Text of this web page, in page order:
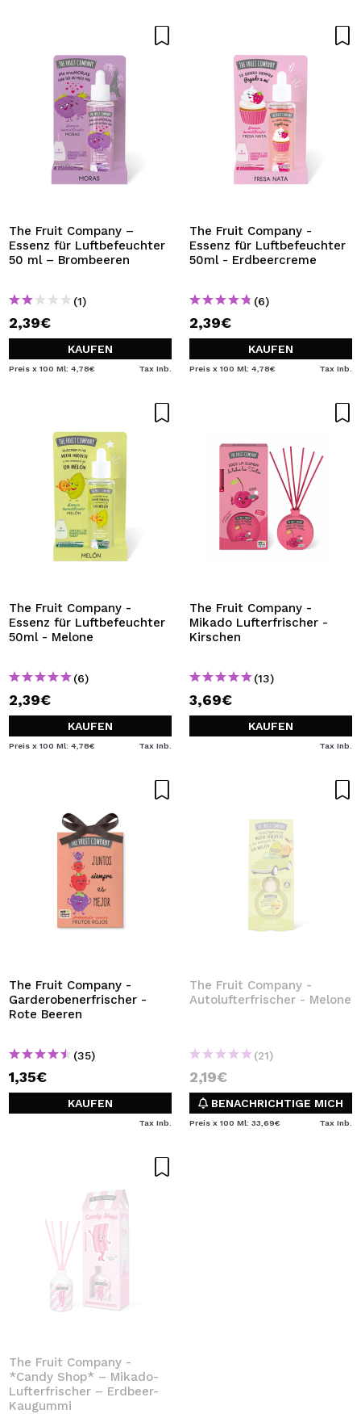
The Fruit Company –
Essenz für Luftbefeuchter
50 ml – Brombeeren
(1)
2,39€
KAUFEN
Preis x 100 Ml: 4,78€ Tax Inb.
The Fruit Company -
Essenz für Luftbefeuchter
50ml - Erdbeercreme
(6)
2,39€
KAUFEN
Preis x 100 Ml: 4,78€ Tax Inb.
The Fruit Company -
Essenz für Luftbefeuchter
50ml - Melone
(6)
2,39€
KAUFEN
Preis x 100 Ml: 4,78€ Tax Inb.
The Fruit Company -
Mikado Lufterfrischer -
Kirschen
(13)
3,69€
KAUFEN
Tax Inb.
The Fruit Company -
Garderobenerfrischer -
Rote Beeren
(35)
1,35€
KAUFEN
Tax Inb.
The Fruit Company -
Autolufterfrischer - Melone
(21)
2,19€
BENACHRICHTIGE MICH
Preis x 100 Ml: 33,69€ Tax Inb.
The Fruit Company -
*Candy Shop* – Mikado-
Lufterfrischer – Erdbeer-
Kaugummi